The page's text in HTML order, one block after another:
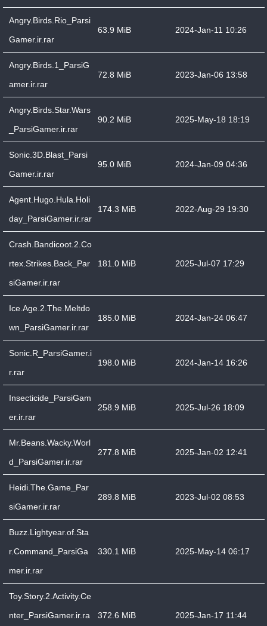
Angry.Birds.Rio_Parsi
Gamer.ir.rar
63.9 MiB 2024-Jan-11 10:26
Angry.Birds.1_ParsiG
amer.ir.rar
72.8 MiB 2023-Jan-06 13:58
Angry.Birds.Star.Wars
_ParsiGamer.ir.rar
90.2 MiB 2025-May-18 18:19
Sonic.3D.Blast_Parsi
Gamer.ir.rar
95.0 MiB 2024-Jan-09 04:36
Agent.Hugo.Hula.Holi
day_ParsiGamer.ir.rar
174.3 MiB 2022-Aug-29 19:30
Crash.Bandicoot.2.Co
rtex.Strikes.Back_Par
siGamer.ir.rar
181.0 MiB 2025-Jul-07 17:29
Ice.Age.2.The.Meltdo
wn_ParsiGamer.ir.rar
185.0 MiB 2024-Jan-24 06:47
Sonic.R_ParsiGamer.i
r.rar
198.0 MiB 2024-Jan-14 16:26
Insecticide_ParsiGam
er.ir.rar
258.9 MiB 2025-Jul-26 18:09
Mr.Beans.Wacky.Worl
d_ParsiGamer.ir.rar
277.8 MiB 2025-Jan-02 12:41
Heidi.The.Game_Par
siGamer.ir.rar
289.8 MiB 2023-Jul-02 08:53
Buzz.Lightyear.of.Sta
r.Command_ParsiGa
mer.ir.rar
330.1 MiB 2025-May-14 06:17
Toy.Story.2.Activity.Ce
nter_ParsiGamer.ir.ra
372.6 MiB 2025-Jan-17 11:44